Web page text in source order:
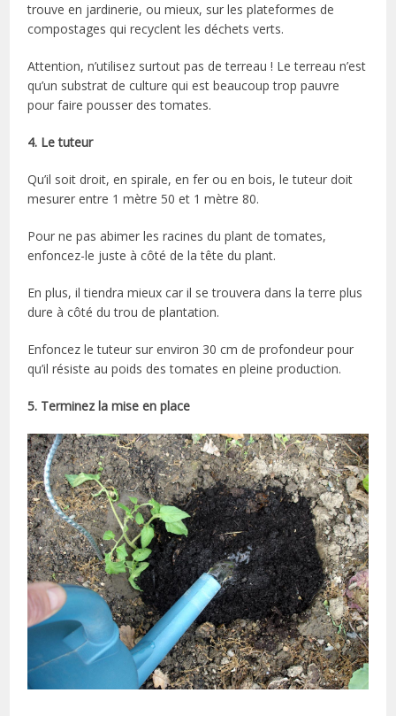
trouve en jardinerie, ou mieux, sur les plateformes de
compostages qui recyclent les déchets verts.
Attention, n’utilisez surtout pas de terreau ! Le terreau n’est
qu’un substrat de culture qui est beaucoup trop pauvre
pour faire pousser des tomates.
4. Le tuteur
Qu’il soit droit, en spirale, en fer ou en bois, le tuteur doit
mesurer entre 1 mètre 50 et 1 mètre 80.
Pour ne pas abimer les racines du plant de tomates,
enfoncez-le juste à côté de la tête du plant.
En plus, il tiendra mieux car il se trouvera dans la terre plus
dure à côté du trou de plantation.
Enfoncez le tuteur sur environ 30 cm de profondeur pour
qu’il résiste au poids des tomates en pleine production.
5. Terminez la mise en place